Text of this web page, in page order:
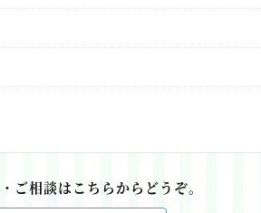
ご相談はこちらからどうぞ。